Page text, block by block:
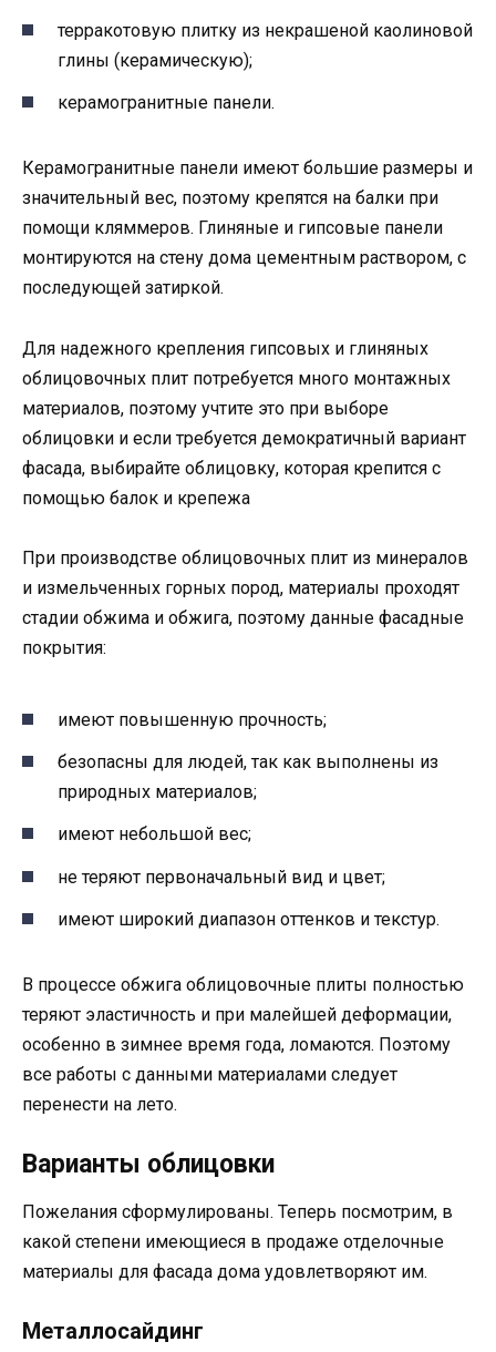
терракотовую плитку из некрашеной каолиновой
глины (керамическую);
керамогранитные панели.
Керамогранитные панели имеют большие размеры и
значительный вес, поэтому крепятся на балки при
помощи кляммеров. Глиняные и гипсовые панели
монтируются на стену дома цементным раствором, с
последующей затиркой.
Для надежного крепления гипсовых и глиняных
облицовочных плит потребуется много монтажных
материалов, поэтому учтите это при выборе
облицовки и если требуется демократичный вариант
фасада, выбирайте облицовку, которая крепится с
помощью балок и крепежа
При производстве облицовочных плит из минералов
и измельченных горных пород, материалы проходят
стадии обжима и обжига, поэтому данные фасадные
покрытия:
имеют повышенную прочность;
безопасны для людей, так как выполнены из
природных материалов;
имеют небольшой вес;
не теряют первоначальный вид и цвет;
имеют широкий диапазон оттенков и текстур.
В процессе обжига облицовочные плиты полностью
теряют эластичность и при малейшей деформации,
особенно в зимнее время года, ломаются. Поэтому
все работы с данными материалами следует
перенести на лето.
Варианты облицовки
Пожелания сформулированы. Теперь посмотрим, в
какой степени имеющиеся в продаже отделочные
материалы для фасада дома удовлетворяют им.
Металлосайдинг